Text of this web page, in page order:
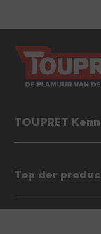
TOUPRET
Top der